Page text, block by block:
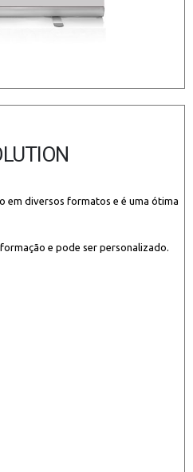
em diversos formatos e é uma ótima
e pode ser personalizado.